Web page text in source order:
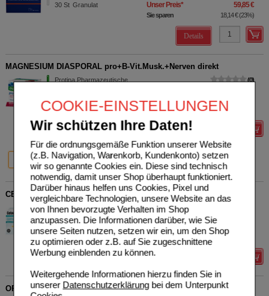
COOKIE-EINSTELLUNGEN
Wir schützen Ihre Daten!
Für die ordnungsgemäße Funktion unserer Website
(z.B. Navigation, Warenkorb, Kundenkonto) setzen
wir so genannte Cookies ein. Diese sind technisch
notwendig, damit unser Shop überhaupt funktioniert.
Darüber hinaus helfen uns Cookies, Pixel und
vergleichbare Technologien, unsere Website an das
von Ihnen bevorzugte Verhalten im Shop
anzupassen. Die Informationen darüber, wie Sie
unsere Seiten nutzen, setzen wir ein, um den Shop
zu optimieren oder z.B. auf Sie zugeschnittene
Werbung einblenden zu können.
Weitergehende Informationen hierzu finden Sie in
unserer Datenschutzerklärungbei dem Unterpunkt
30 St Granulat Unser Preis* 59,85 €
Sie sparen 18,14 €(23%)
Details
MAGNESIUM DIASPORAL pro+B-Vit.Musk.+Nerven direkt
Protina Pharmazeutische
18160135
30St Granulat
0
Unser Preis *
Sie sparen 6,00 €
Details
30 St
31%
60 St
26%
90 St
30%
CEFAVIT D3 K2 Mg 2.000 I.E. Stix Granulat
Cefak KG
16333287
36St Granulat
UVP**
Unser Preis*
Sie sparen 2,99 €
ORTHOMOL Immun Direktgranulat Himbeer/Menthol